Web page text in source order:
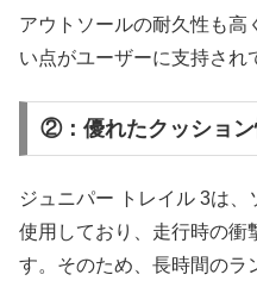
アウトソールの耐久性も高
い点がユーザーに支持され
②：優れたクッショ
ジュニパー トレイル 3は
使用しており、走行時の衝
す。そのため、長時間のラ